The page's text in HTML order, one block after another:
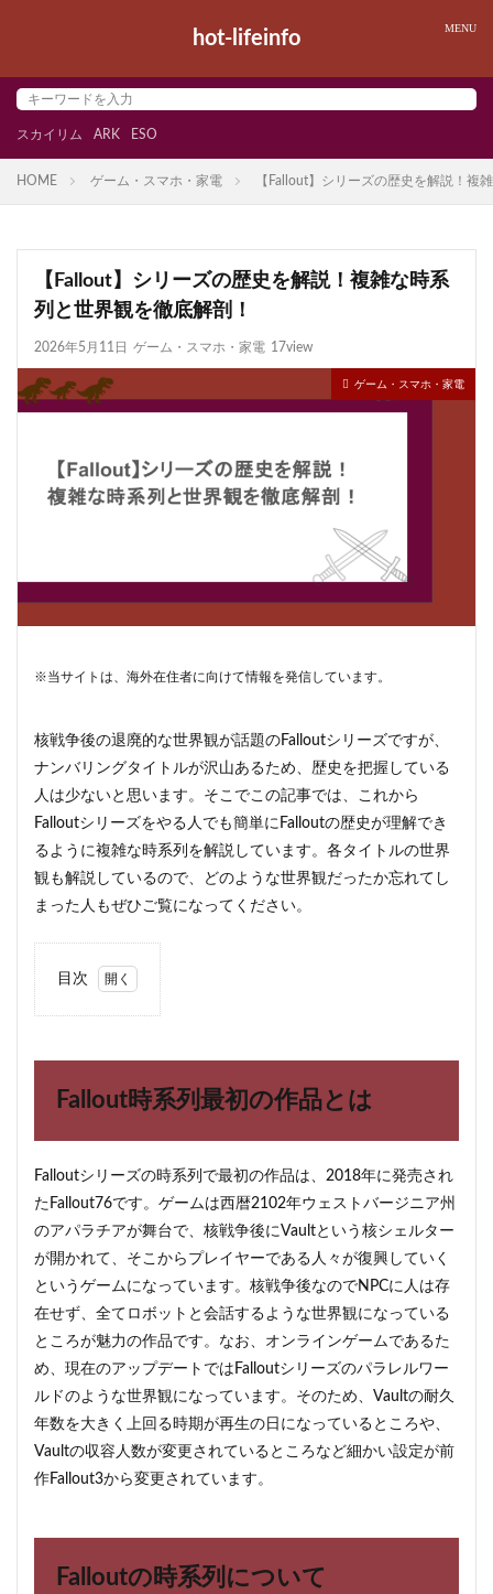
hot-lifeinfo
スカイリム ARK ESO
HOME ゲーム・スマホ・家電 【Fallout】シリーズの歴史を解説！複
【Fallout】シリーズの歴史を解説！複雑な時系
列と世界観を徹底解剖！
2026年5月11日 ゲーム・スマホ・家電 17view
ゲーム・スマホ・家電
※当サイトは、海外在住者に向けて情報を発信しています。
核戦争後の退廃的な世界観が話題のFalloutシリーズですが、
ナンバリングタイトルが沢山あるため、歴史を把握している
人は少ないと思います。そこでこの記事では、これから
Falloutシリーズをやる人でも簡単にFalloutの歴史が理解でき
るように複雑な時系列を解説しています。各タイトルの世界
観も解説しているので、どのような世界観だったか忘れてし
まった人もぜひご覧になってください。
目次
作品と
は
2
Fallout
の時系
列につ
いて
3
FalloutTactics
の時系列
BOS
の時
系列
を分
てみ
た
Fallout2
観につ
Fallout時系列最初の作品とは
Falloutシリーズの時系列で最初の作品は、2018年に発売され
たFallout76です。ゲームは西暦2102年ウェストバージニア州
のアパラチアが舞台で、核戦争後にVaultという核シェルター
が開かれて、そこからプレイヤーである人々が復興していく
というゲームになっています。核戦争後なのでNPCに人は存
在せず、全てロボットと会話するような世界観になっている
ところが魅力の作品です。なお、オンラインゲームであるた
め、現在のアップデートではFalloutシリーズのパラレルワー
ルドのような世界観になっています。そのため、Vaultの耐久
年数を大きく上回る時期が再生の日になっているところや、
Vaultの収容人数が変更されているところなど細かい設定が前
作Fallout3から変更されています。
Falloutの時系列について